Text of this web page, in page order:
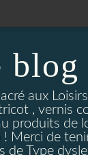
blog
aux
, vernis
produits de
Merci de
de Type